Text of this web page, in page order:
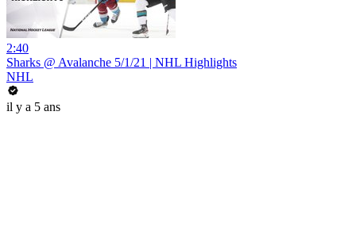
2:40
Sharks @ Avalanche 5/1/21 | NHL Highlights
NHL
il y a 5 ans